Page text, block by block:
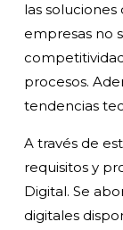
las
empresas no
procesos.
tendencias
A través de
requisitos y
Digital. Se
digitales